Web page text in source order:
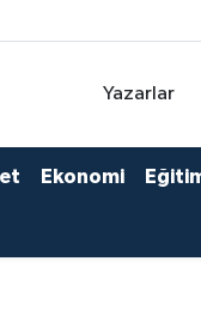
Yazarlar
Ekonomi